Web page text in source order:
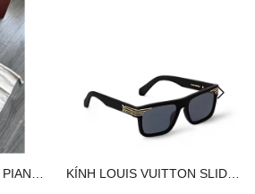
KÍNH LOUIS VUITTON SLIDE